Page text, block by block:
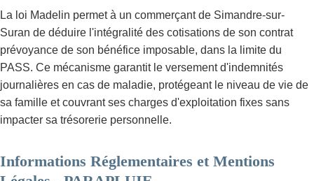
La loi Madelin permet à un commerçant de Simandre-sur-
Suran de déduire l'intégralité des cotisations de son contrat
prévoyance de son bénéfice imposable, dans la limite du
PASS. Ce mécanisme garantit le versement d'indemnités
journalières en cas de maladie, protégeant le niveau de vie de
sa famille et couvrant ses charges d'exploitation fixes sans
impacter sa trésorerie personnelle.
Informations Réglementaires et Mentions